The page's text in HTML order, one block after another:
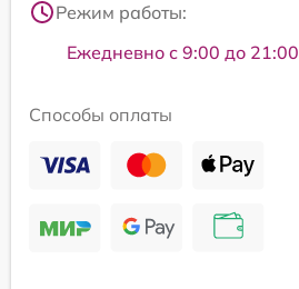
Режим работы:
Ежедневно с 9:00 до 21:00
Способы оплаты